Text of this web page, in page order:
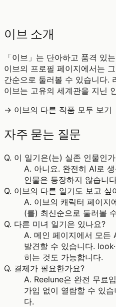
이브 소개
「이브」는 단아하고 품격 있
이브의 프로필 페이지에서는
간순으로 둘러볼 수 있습니다.
이브는 고유의 세계관을 지닌
→ 이브의 다른 작품 모두 보기
자주 묻는 질문
Q. 이 일기은(는) 실존 인물인
A. 아니요. 완전히 AI로
인물은 등장하지 않습니
Q. 이브의 다른 일기도 보고 싶
A. 이브의 캐릭터 페이지
(를) 최신순으로 둘러볼
Q. 다른 미녀 일기은 있나요?
A. 메인 페이지에서 모든
발견할 수 있습니다.
히는 것도 가능합니다.
Q. 결제가 필요한가요?
A. Reelune은 완전 무료
가입 없이 열람할 수 있
다.